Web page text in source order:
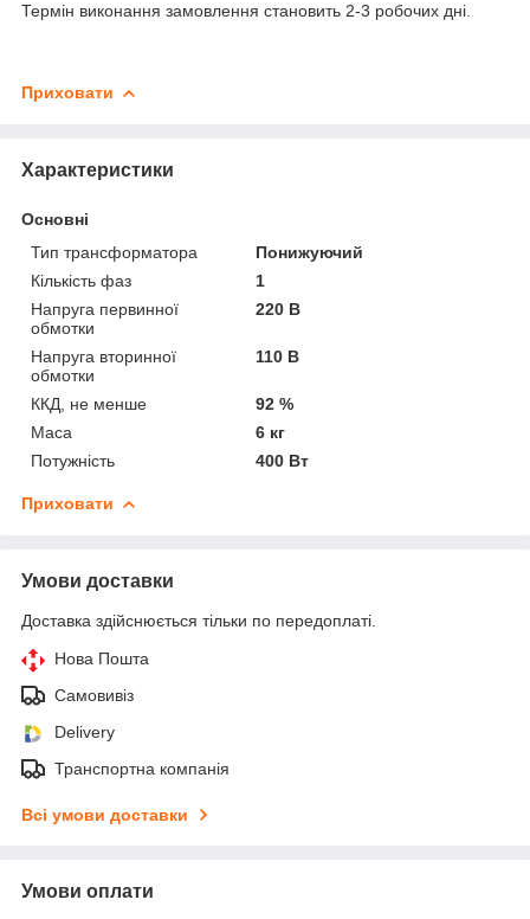
Термін виконання замовлення становить 2-3 робочих дні.
Приховати
Характеристики
Основні
Тип трансформатора
Понижуючий
Кількість фаз
1
Напруга первинної
обмотки
220 В
Напруга вторинної
обмотки
110 В
ККД, не менше
92 %
Маса
6 кг
Потужність
400 Вт
Приховати
Умови доставки
Доставка здійснюється тільки по передоплаті.
Нова Пошта
Самовивіз
Delivery
Транспортна компанія
Всі умови доставки
Умови оплати